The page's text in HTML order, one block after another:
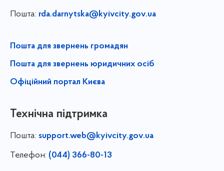
Пошта: rda.darnytska@kyivcity.gov.ua
Пошта для звернень громадян
Пошта для звернень юридичних осіб
Офіційний портал Києва
Технічна підтримка
Пошта: support.web@kyivcity.gov.ua
Телефон: (044) 366-80-13